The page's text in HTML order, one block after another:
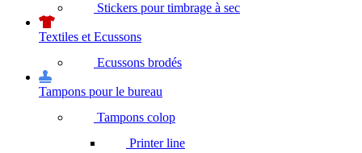
Stickers pour timbrage à sec
Textiles et Ecussons
Ecussons brodés
Tampons pour le bureau
Tampons colop
Printer line